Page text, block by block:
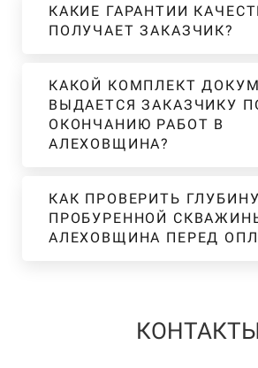
КАКИЕ ГАРАНТИИ
ПОЛУЧАЕТ ЗАКАЗЧИК?
КАКОЙ КОМПЛЕКТ
ВЫДАЕТСЯ ЗАКАЗЧИКУ
ОКОНЧАНИЮ РАБОТ В
АЛЕХОВЩИНА?
КАК ПРОВЕРИТЬ ГЛУБИНУ
ПРОБУРЕННОЙ
АЛЕХОВЩИНА ПЕРЕД
КОНТАКТЫ